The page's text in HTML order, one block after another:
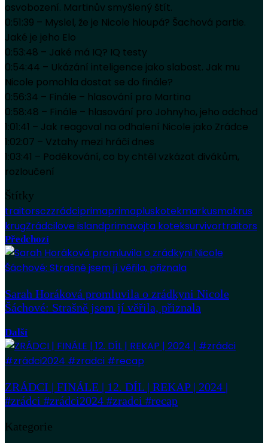
osvobození. Martinův smyšlený štít.
0:51:39 – Myslel, že je Nicole hloupá? Šachová partie.
Jaké je jeho Elo
0:53:48 – Jaké má IQ? IQ testy
0:54:44 – Ukázání inteligence jako slabost. Jak mu
Nicole pomohla dostat se do finále?
0:56:34 – Finále – hlasování pro Martina
0:58:48 – Finále – hlasování pro Johnyho, jeho odchod
1:01:41 – Jak reagoval na odhalení Nicole jako Zrádce
1:02:07 – Vztahy mezi hráči dnes
1:03:41 – Poděkování, co by chtěl vzkázat divákům,
rozloučení
Štítky
traitorsczzrádciprimaprimapluskotekmarkusmakrus
krugZrádcilove islandprimavojta koteksurvivortraitors
Předchozí
Sarah Horáková promluvila o zrádkyni Nicole
Šáchové: Strašně jsem jí věřila, přiznala
Další
ZRÁDCI | FINÁLE | 12. DÍL | REKAP | 2024 |
#zrádci #zrádci2024 #zradci #recap
Kategorie